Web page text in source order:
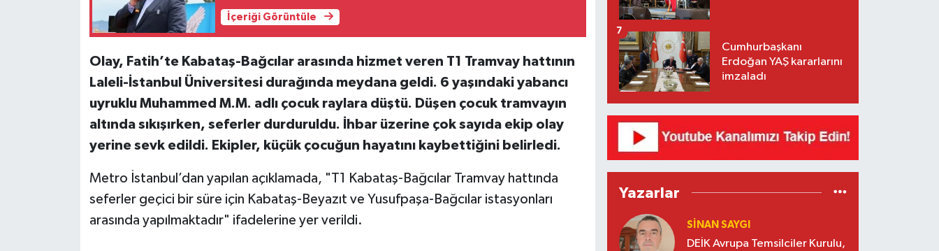
İçeriği Görüntüle
Olay, Fatih’te Kabataş-Bağcılar arasında hizmet veren T1 Tramvay hattının
Laleli-İstanbul Üniversitesi durağında meydana geldi. 6 yaşındaki yabancı
uyruklu Muhammed M.M. adlı çocuk raylara düştü. Düşen çocuk tramvayın
altında sıkışırken, seferler durduruldu. İhbar üzerine çok sayıda ekip olay
yerine sevk edildi. Ekipler, küçük çocuğun hayatını kaybettiğini belirledi.
Metro İstanbul’dan yapılan açıklamada, "T1 Kabataş-Bağcılar Tramvay hattında
seferler geçici bir süre için Kabataş-Beyazıt ve Yusufpaşa-Bağcılar istasyonları
arasında yapılmaktadır" ifadelerine yer verildi.
Cumhurbaşkanı
Erdoğan YAŞ kararlarını
imzaladı
7
Yazarlar
SINAN SAYGI
DEİK Avrupa Temsilciler Kurulu,